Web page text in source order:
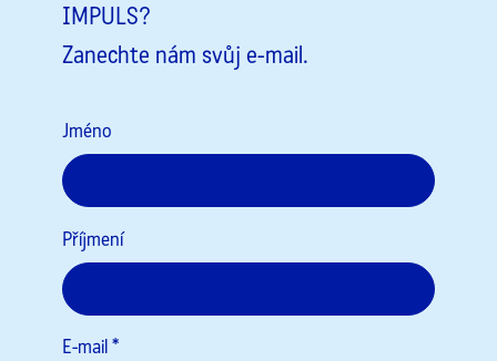
IMPULS?
Zanechte nám svůj e-mail.
Jméno
Příjmení
E-mail*